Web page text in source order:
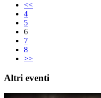
<<
4
5
6
7
8
>>
Altri eventi